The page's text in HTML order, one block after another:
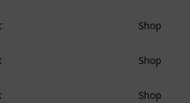
Shop
Shop
Shop